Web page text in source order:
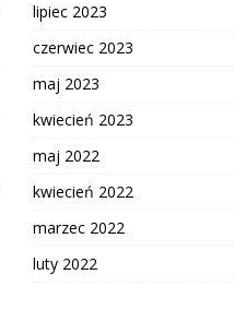
lipiec 2023
czerwiec 2023
maj 2023
kwiecień 2023
maj 2022
kwiecień 2022
marzec 2022
luty 2022